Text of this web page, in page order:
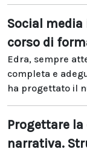
Social
corso di
Edra, sempre
completa e
ha progettato il
Progettare
narrativa.